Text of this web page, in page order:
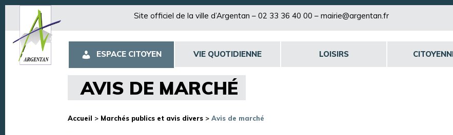
Site officiel de la ville d’Argentan – 02 33 36 40 00 – mairie@argentan.fr
ESPACE CITOYEN VIE QUOTIDIENNE LOISIRS
AVIS DE MARCHÉ
Accueil > Marchés publics et avis divers > Avis de marché